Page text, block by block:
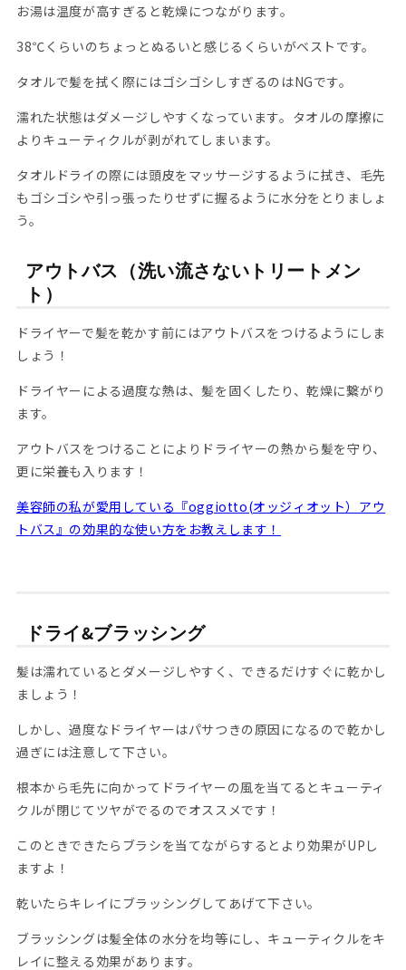
お湯は温度が高すぎると乾燥につながります。
38℃くらいのちょっとぬるいと感じるくらいがベストです。
タオルで髪を拭く際にはゴシゴシしすぎるのはNGです。
濡れた状態はダメージしやすくなっています。タオルの摩擦に
よりキューティクルが剥がれてしまいます。
タオルドライの際には頭皮をマッサージするように拭き、毛先
もゴシゴシや引っ張ったりせずに握るように水分をとりましょ
う。
アウトバス（洗い流さないトリートメン
ト）
ドライヤーで髪を乾かす前にはアウトバスをつけるようにしま
しょう！
ドライヤーによる過度な熱は、髪を固くしたり、乾燥に繋がり
ます。
アウトバスをつけることによりドライヤーの熱から髪を守り、
更に栄養も入ります！
美容師の私が愛用している『oggiotto(オッジィオット）アウ
トバス』の効果的な使い方をお教えします！
ドライ&ブラッシング
髪は濡れているとダメージしやすく、できるだけすぐに乾かし
ましょう！
しかし、過度なドライヤーはパサつきの原因になるので乾かし
過ぎには注意して下さい。
根本から毛先に向かってドライヤーの風を当てるとキューティ
クルが閉じてツヤがでるのでオススメです！
このときできたらブラシを当てながらするとより効果がUPし
ますよ！
乾いたらキレイにブラッシングしてあげて下さい。
ブラッシングは髪全体の水分を均等にし、キューティクルをキ
レイに整える効果があります。